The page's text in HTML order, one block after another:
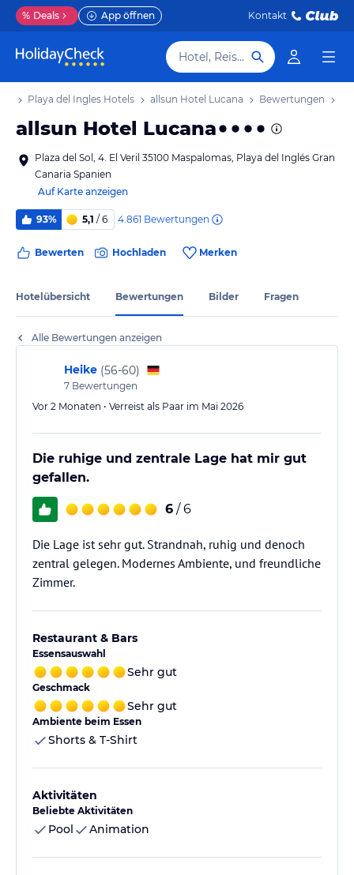
% Deals App öffnen Kontakt
Hotel, Reiseziel
Playa del Ingles Hotels allsun Hotel Lucana Bewertungen
allsun Hotel Lucana
Plaza del Sol, 4. El Veril 35100 Maspalomas, Playa del Inglés Gran
Canaria Spanien
Auf Karte anzeigen
93% 5,1 / 6 4.861 Bewertungen
Bewerten Hochladen Merken
Hotelübersicht Bewertungen Bilder Fragen
Alle Bewertungen anzeigen
Heike (56-60)
7 Bewertungen
Vor 2 Monaten • Verreist als Paar im Mai 2026
Die ruhige und zentrale Lage hat mir gut
gefallen.
6 / 6
Die Lage ist sehr gut. Strandnah, ruhig und denoch
zentral gelegen. Modernes Ambiente, und freundliche
Zimmer.
Restaurant & Bars
Essensauswahl
Sehr gut
Geschmack
Sehr gut
Ambiente beim Essen
Shorts & T-Shirt
Aktivitäten
Beliebte Aktivitäten
Pool Animation